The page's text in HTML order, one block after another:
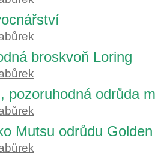
broskvoň Loring
pozoruhodná odrůda
Mutsu odrůdu